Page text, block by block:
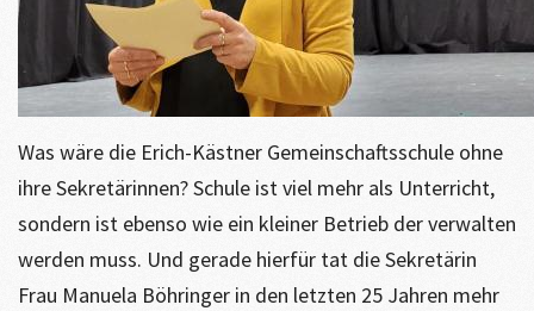
Was wäre die Erich-Kästner Gemeinschaftsschule ohne
ihre Sekretärinnen? Schule ist viel mehr als Unterricht,
sondern ist ebenso wie ein kleiner Betrieb der verwalten
werden muss. Und gerade hierfür tat die Sekretärin
Frau Manuela Böhringer in den letzten 25 Jahren mehr